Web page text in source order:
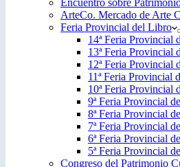
Encuentro sobre
ArteCo. Mercado de Arte
Feria Provincial del Libro
14ª Feria Provincial
13ª Feria Provincial
12ª Feria Provincial
11ª Feria Provincial
10ª Feria Provincial
9ª Feria Provincial
8ª Feria Provincial
7ª Feria Provincial
6ª Feria Provincial
5ª Feria Provincial
Congreso del Patrimonio